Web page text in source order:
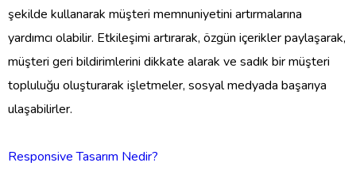
şekilde kullanarak müşteri memnuniyetini artırmalarına
yardımcı olabilir. Etkileşimi artırarak, özgün içerikler paylaşarak,
müşteri geri bildirimlerini dikkate alarak ve sadık bir müşteri
topluluğu oluşturarak işletmeler, sosyal medyada başarıya
ulaşabilirler.
Responsive Tasarım Nedir?